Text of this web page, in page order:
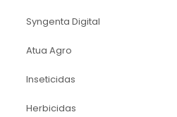
Syngenta Digital
Atua Agro
Inseticidas
Herbicidas